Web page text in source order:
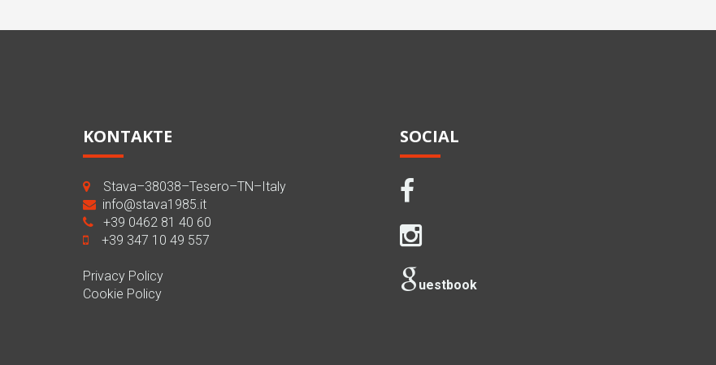
KONTAKTE
Stava–38038–Tesero–TN–Italy
info@stava1985.it
+39 0462 81 40 60
+39 347 10 49 557
Privacy Policy
Cookie Policy
SOCIAL
uestbook